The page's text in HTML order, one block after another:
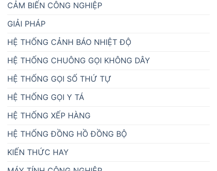
CẢM BIẾN CÔNG NGHIỆP
GIẢI PHÁP
HỆ THỐNG CẢNH BÁO NHIỆT ĐỘ
HỆ THỐNG CHUÔNG GỌI KHÔNG DÂY
HỆ THỐNG GỌI SỐ THỨ TỰ
HỆ THỐNG GỌI Y TÁ
HỆ THỐNG XẾP HÀNG
HỆ THỐNG ĐỒNG HỒ ĐỒNG BỘ
KIẾN THỨC HAY